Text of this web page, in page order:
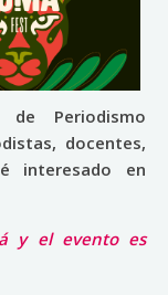
de Periodismo
docentes,
interesado en
y el evento es